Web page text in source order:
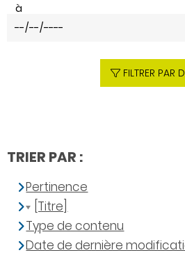
à
FILTRER PAR
TRIER PAR :
Pertinence
[Titre]
Type de contenu
Date de dernière